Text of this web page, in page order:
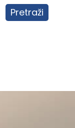
Pretraži